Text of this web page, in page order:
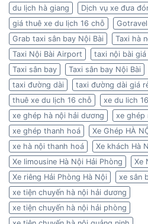
du lịch hà giang
Dịch vụ xe đưa
giá thuê xe du lịch 16 chỗ
Grab taxi sân bay Nội Bài
Taxi hà
Taxi Nội Bài Airport
taxi nội bài giá
Taxi sân bay
Taxi sân bay Nội Bài
taxi đường dài
taxi đường dài giá
thuê xe du lịch 16 chỗ
xe du lich
xe ghép hà nội hải dương
xe ghép
xe ghép thanh hoá
Xe Ghép HÀ
xe hà nội thanh hoá
Xe khách Hà
Xe limousine Hà Nội Hải Phòng
Xe
Xe riêng Hải Phòng Hà Nội
xe sân
xe tiện chuyến hà nội hải dương
xe tiện chuyến hà nội hải phòng